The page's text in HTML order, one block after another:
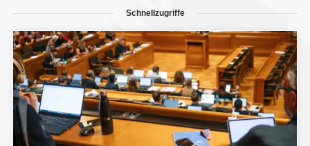
Schnellzugriffe